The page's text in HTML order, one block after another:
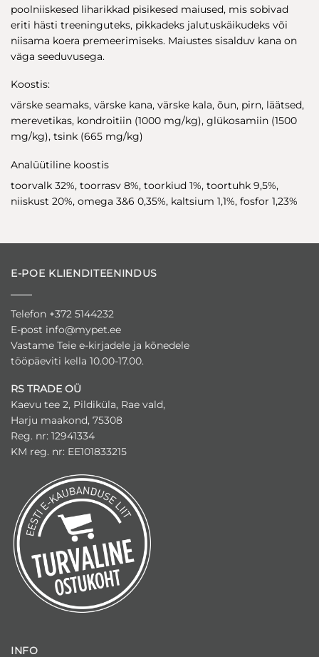
poolniiskesed liharikkad pisikesed maiused, mis sobivad
eriti hästi treeninguteks, pikkadeks jalutuskäikudeks või
niisama koera premeerimiseks. Maiustes sisalduv kana on
väga seeduvusega.
Koostis:
värske seamaks, värske kana, värske kala, õun, pirn, läätsed,
merevetikas, kondroitiin (1000 mg/kg), glükosamiin (1500
mg/kg), tsink (665 mg/kg)
Analüütiline koostis
toorvalk 32%, toorrasv 8%, toorkiud 1%, toortuhk 9,5%,
niiskust 20%, omega 3&6 0,35%, kaltsium 1,1%, fosfor 1,23%
E-POE KLIENDITEENINDUS
Telefon +372 5144232
E-post info@mypet.ee
Vastame Teie e-kirjadele ja kõnedele
tööpäeviti kella 10.00-17.00.
RS TRADE OÜ
Kaevu tee 2, Pildiküla, Rae vald,
Harju maakond, 75308
Reg. nr: 12941334
KM reg. nr: EE101833215
INFO